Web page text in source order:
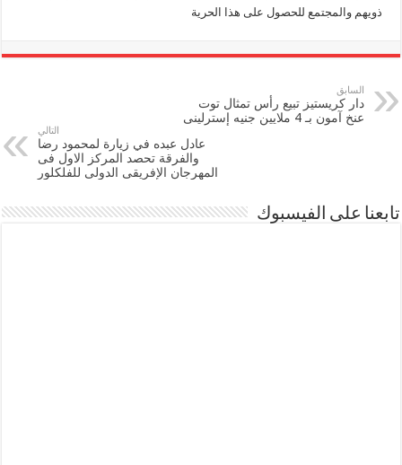
ذويهم والمجتمع للحصول على هذا الحرية
السابق
دار كريستيز تبيع رأس تمثال توت
عنخ آمون بـ 4 ملايين جنيه إسترلينى
التالي
عادل عبده في زيارة لمحمود رضا
والفرقة تحصد المركز الاول فى
المهرجان الإفريقى الدولى للفلكلور
تابعنا على الفيسبوك